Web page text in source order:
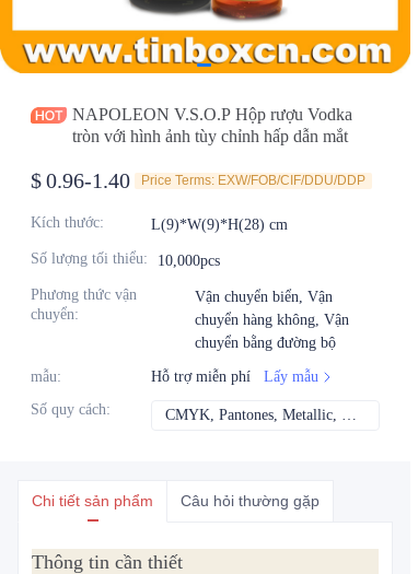
NAPOLEON V.S.O.P Hộp rượu Vodka
tròn với hình ảnh tùy chỉnh hấp dẫn mắt
$0.96-1.40 Price Terms: EXW/FOB/CIF/DDU/DDP
Kích thước: L(9)*W(9)*H(28) cm
Số lượng tối thiểu: 10,000pcs
Phương thức vận
chuyển:
Vận chuyển biển, Vận
chuyển hàng không, Vận
chuyển bằng đường bộ
mẫu: Hỗ trợ miễn phí
Lấy mẫu
Số quy cách: CMYK, Pantones, Metallic, Màu spot, v.v.
Chi tiết sản phẩm Câu hỏi thường gặp
Thông tin cần thiết
Tin tức